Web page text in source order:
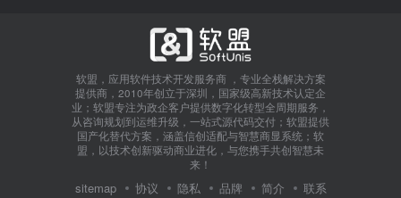
软盟，应用软件技术开发服务商 ，专业全栈解决方案
提供商，2010年创立于深圳，国家级高新技术认定企
业；软盟专注为政企客户提供数字化转型全周期服务，
从咨询规划到运维升级，一站式源代码交付；软盟提供
国产化替代方案，涵盖信创适配与智慧商显系统；软
盟，以技术创新驱动商业进化，与您携手共创智慧未
来！
sitemap 协议 隐私 品牌 简介 联系